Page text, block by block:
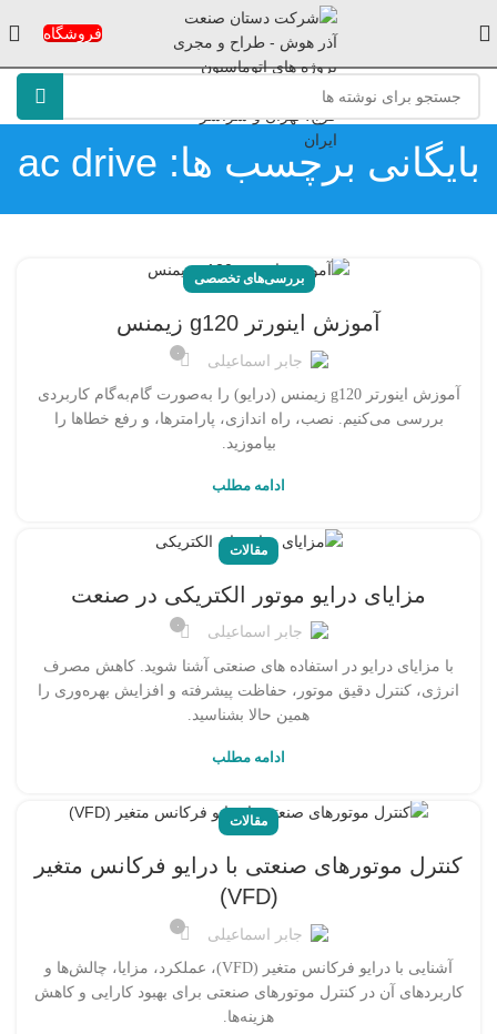
فروشگاه
بایگانی برچسب ها: ac drive
بررسی‌های تخصصی
آموزش اینورتر g120 زیمنس
جابر اسماعیلی ۰
آموزش اینورتر g120 زیمنس (درایو) را به‌صورت گام‌به‌گام کاربردی
بررسی می‌کنیم. نصب، راه اندازی، پارامترها، و رفع خطاها را
بیاموزید.
ادامه مطلب
مقالات
مزایای درایو موتور الکتریکی در صنعت
جابر اسماعیلی ۰
با مزایای درایو در استفاده های صنعتی آشنا شوید. کاهش مصرف
انرژی، کنترل دقیق موتور، حفاظت پیشرفته و افزایش بهره‌وری را
همین حالا بشناسید.
ادامه مطلب
مقالات
کنترل موتورهای صنعتی با درایو فرکانس متغیر
(VFD)
جابر اسماعیلی ۰
آشنایی با درایو فرکانس متغیر (VFD)، عملکرد، مزایا، چالش‌ها و
کاربردهای آن در کنترل موتورهای صنعتی برای بهبود کارایی و کاهش
هزینه‌ها.